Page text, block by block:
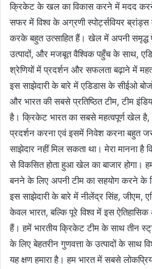
क्रिकेट के खल का विकास करने में मदद
सफर में विश्व के अग्रणी स्पोर्ट्सवियर
करके बहुत उत्साहित हैं। खेल में अपनी समृद्ध
उत्पादों, और मजबूत वैश्विक पहुँच के साथ,
श्रेणियों में प्रदर्शन और सफलता बढ़ाने में
इस साझेदारी के बारे में एडिडास के सीईओ
और भारत की सबसे प्रतिष्ठित टीम, टीम
है। क्रिकेट भारत का सबसे महत्वपूर्ण खेल
प्रदर्शन करना एवं इसमें निवेश करना बहुत
साझेदार नहीं मिल सकता था। मेरा मानना
से विकसित होता हुआ खेल का बाजार होगा।
बनने के लिए अपनी टीम का सहयोग करने के
इस साझेदारी के बारे में नीलेंद्र सिंह, जीएम,
केवल भारत, बल्कि पूरे विश्व में इस
हैं। हमें भारतीय क्रिकेट टीम के साथ तीन
के लिए बेहतरीन गुणवत्ता के उत्पादों के साथ
यह क्षण हमारा है। हम भारत में सबसे